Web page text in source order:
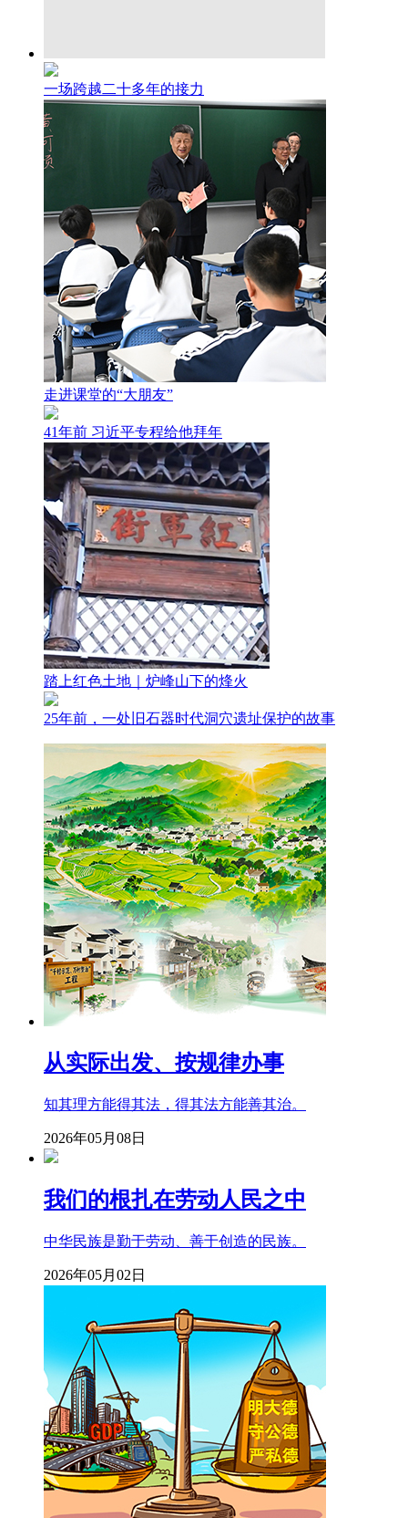
一场跨越二十多年的接力
走进课堂的“大朋友”
41年前 习近平专程给他拜年
踏上红色土地｜炉峰山下的烽火
25年前，一处旧石器时代洞穴遗址保护的故事
从实际出发、按规律办事
知其理方能得其法，得其法方能善其治。
2026年05月08日
我们的根扎在劳动人民之中
中华民族是勤于劳动、善于创造的民族。
2026年05月02日